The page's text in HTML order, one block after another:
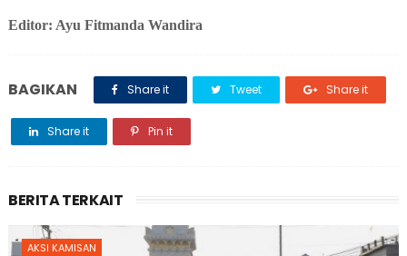
Editor: Ayu Fitmanda Wandira
BAGIKAN Share it Tweet Share it
Share it Pin it
BERITA TERKAIT
AKSI KAMISAN